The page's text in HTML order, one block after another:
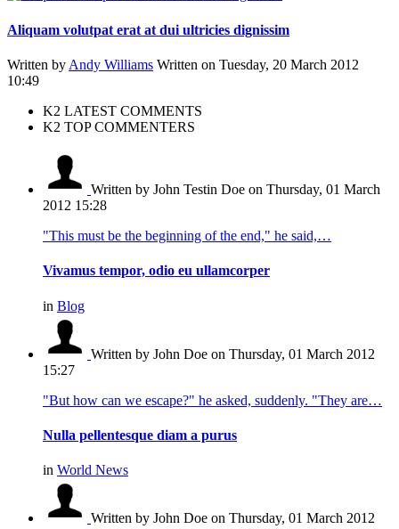
Aliquam volutpat erat at dui ultricies dignissim
Written by Andy Williams Written on Tuesday, 20 March 2012
10:49
K2 LATEST COMMENTS
K2 TOP COMMENTERS
Written by John Testin Doe on Thursday, 01 March
2012 15:28
"This must be the beginning of the end," he said,…
Vivamus tempor, odio eu ullamcorper
in Blog
Written by John Doe on Thursday, 01 March 2012
15:27
"But how can we escape?" he asked, suddenly. "They are…
Nulla pellentesque diam a purus
in World News
Written by John Doe on Thursday, 01 March 2012